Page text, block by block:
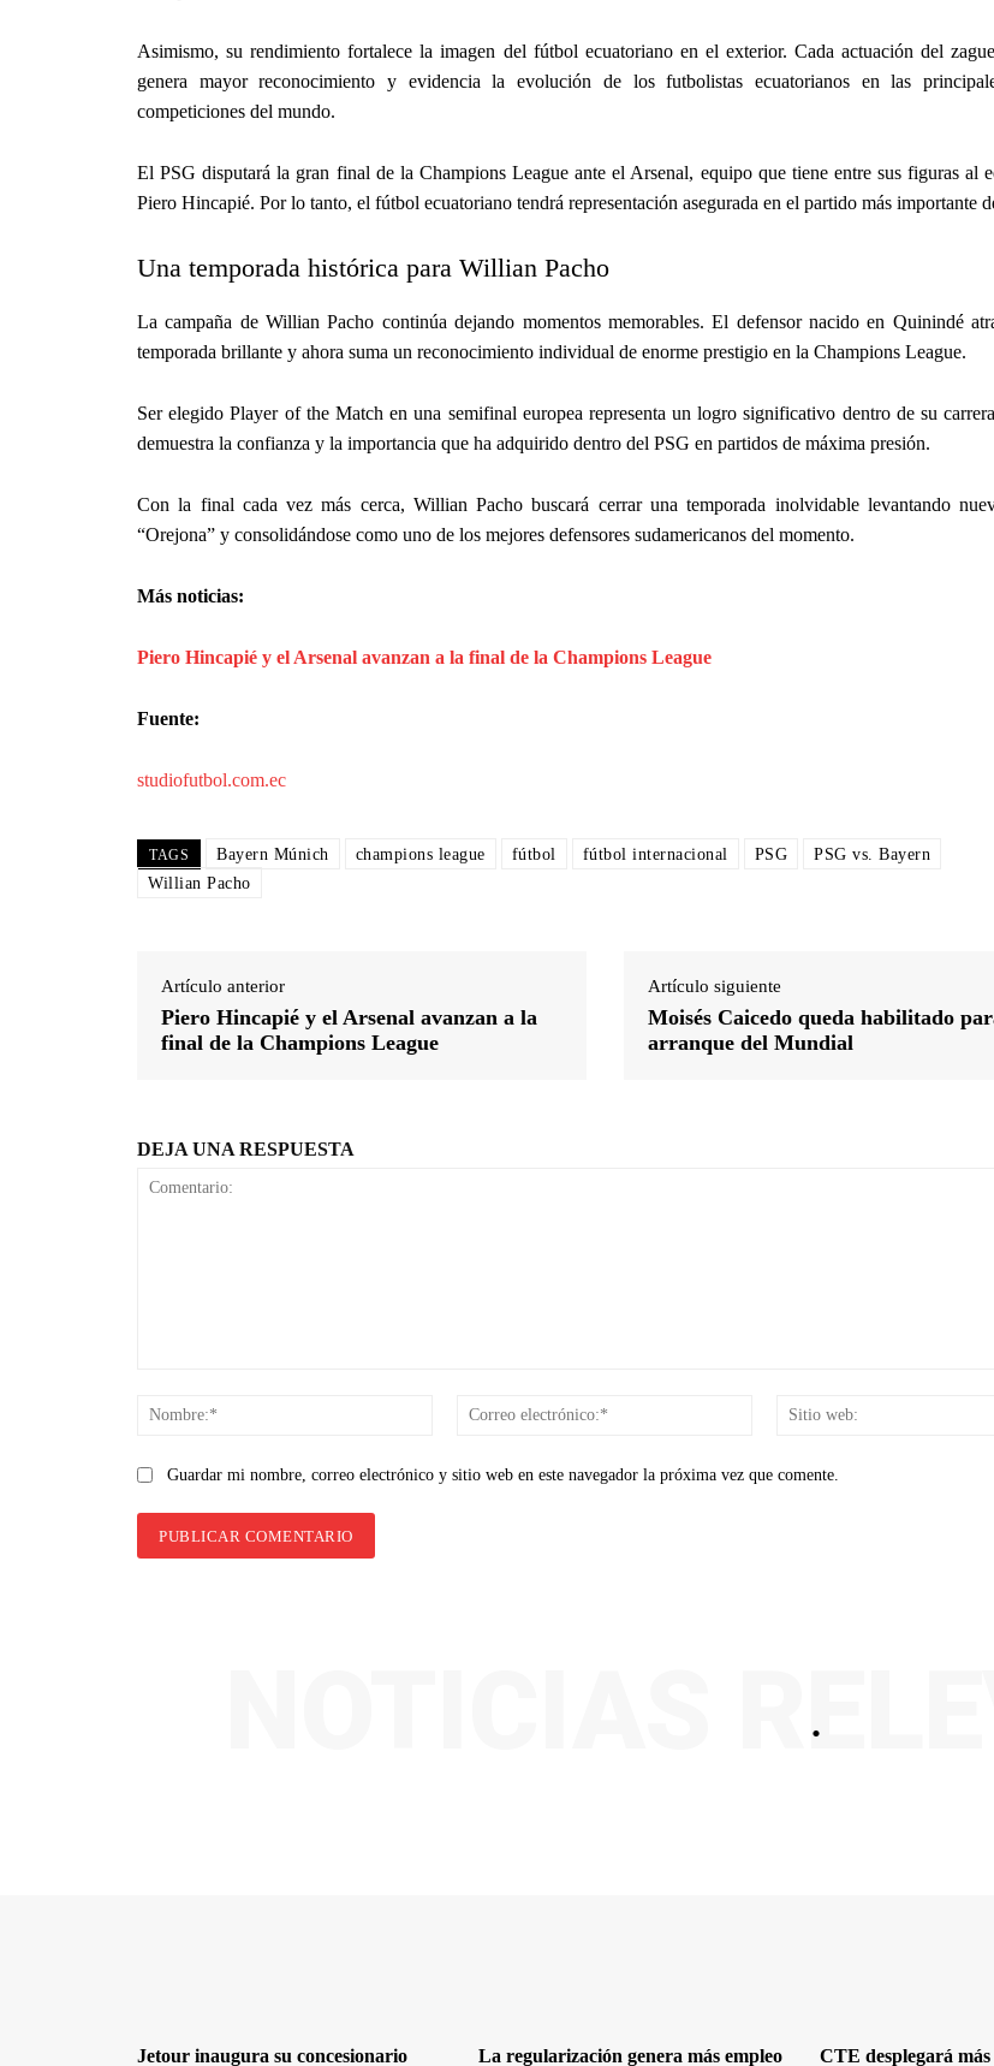
Asimismo, su rendimiento fortalece la imagen del fútbol ecuatoriano en el exterior. Cada actuación del
genera mayor reconocimiento y evidencia la evolución de los futbolistas ecuatorianos en las
competiciones del mundo.
El PSG disputará la gran final de la Champions League ante el Arsenal, equipo que tiene entre sus figuras al
Piero Hincapié. Por lo tanto, el fútbol ecuatoriano tendrá representación asegurada en el partido más importante
Una temporada histórica para Willian Pacho
La campaña de Willian Pacho continúa dejando momentos memorables. El defensor nacido en Quinindé
temporada brillante y ahora suma un reconocimiento individual de enorme prestigio en la Champions League.
Ser elegido Player of the Match en una semifinal europea representa un logro significativo dentro de su
demuestra la confianza y la importancia que ha adquirido dentro del PSG en partidos de máxima presión.
Con la final cada vez más cerca, Willian Pacho buscará cerrar una temporada inolvidable levantando
“Orejona” y consolidándose como uno de los mejores defensores sudamericanos del momento.
Más noticias:
Piero Hincapié y el Arsenal avanzan a la final de la Champions League
Fuente:
studiofutbol.com.ec
TAGS Bayern Múnich champions league fútbol fútbol internacional PSG
PSG vs. Bayern
Willian Pacho
Artículo anterior
Piero Hincapié y el Arsenal avanzan a la
final de la Champions League
Artículo siguiente
Moisés Caicedo queda habilitado
arranque del Mundial
DEJA UNA RESPUESTA
Nombre:*
Correo
Guardar mi nombre, correo electrónico y sitio web en este navegador la próxima vez que comente.
.
NOTICIAS
Jetour inaugura su concesionario La regularización genera más empleo CTE desplegará más